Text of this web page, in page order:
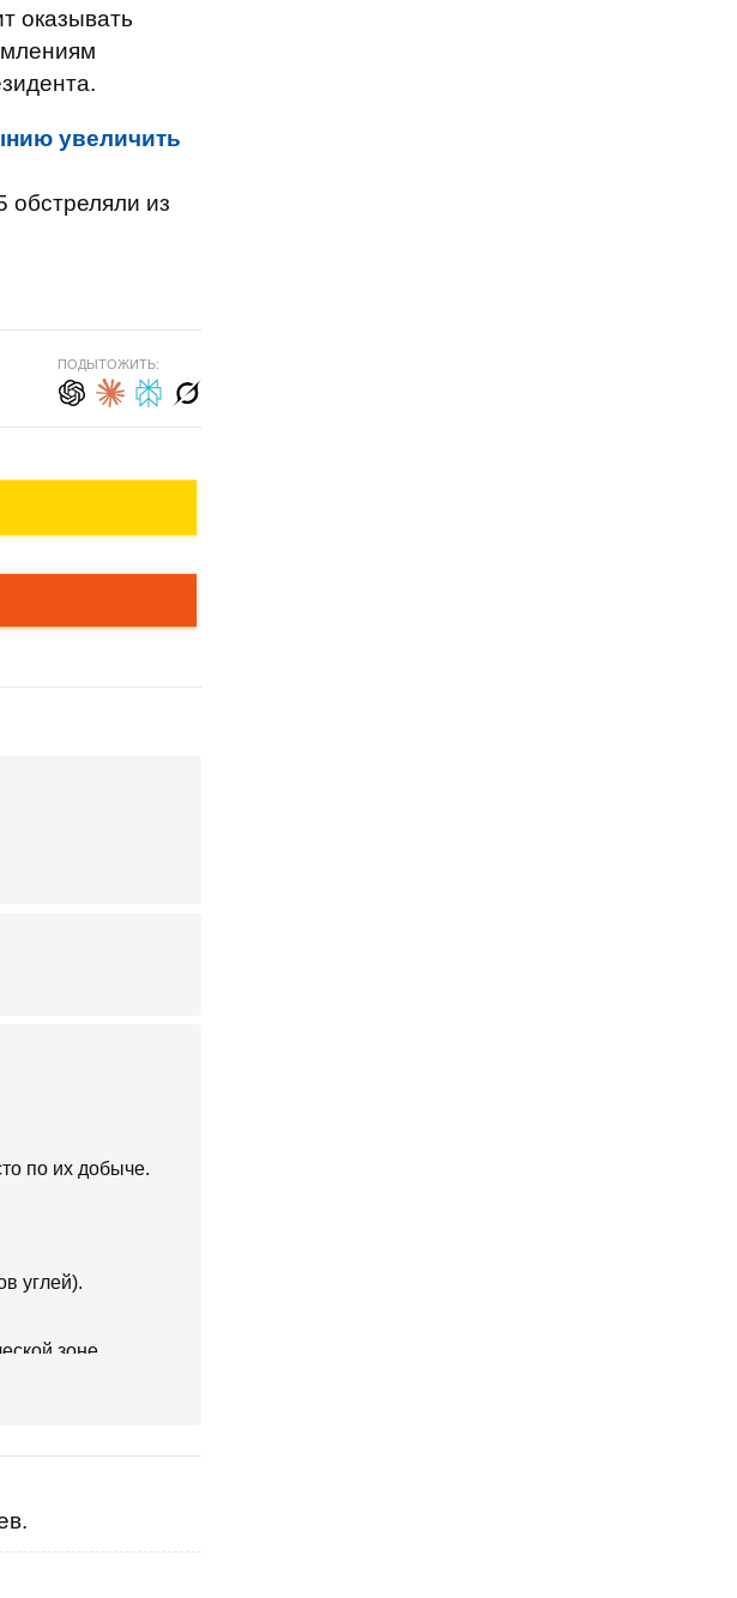
оказывать
увеличить
из
ПОДЫТОЖИТЬ:
по их добыче.
углей).
зоне.